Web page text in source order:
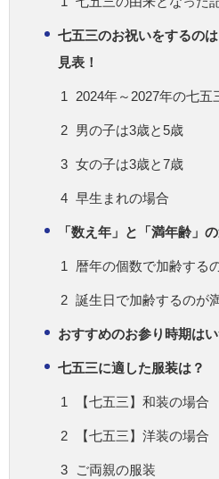
七五三のお祝いをするの
見表！
2024年～2027年の七五
男の子は3歳と5歳
女の子は3歳と7歳
早生まれの場合
「数え年」と「満年齢」
暦年の個数で加齢する
誕生日で加齢するのが
おすすめのお参り時期はい
七五三に適した服装は？
【七五三】和装の場合
【七五三】洋装の場合
ご両親の服装